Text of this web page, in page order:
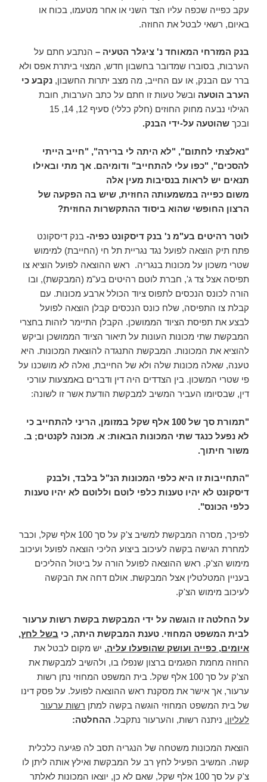
עקב כפייה שכפה עליו הצד השני או אחר מטעמו, בכוח או
באיום, רשאי לבטל את החוזה.
בנק המזרחי המאוחד נ' ציגלר הטעיה – הנתבע חתם על
הערבות, בסוברו שמדובר בחשבון חדש, המצוי ביתרת אפס ולא
ברר עם הבנק, או עם החייב, מה מצב יתרות החשבון, נקבע כי
הערב הוטעה ובשל טעות זו חתם על כתב הערבות, חובת
הגילוי נבעה מחוק החוזים (חלק כללי) סעיף 12, 14, 15
ובכך שהוטעה על-ידי הבנק.
"נאלצתי לחתום", "לא היתה לי ברירה", "חייב הייתי
להסכים", "כפו עלי להתחייב" ודומיהם. אך מתי ובאילו
תנאים יש לראות בנסיבות מעין אלה
משום כפייה במשמעותה החוזית, שיש בה הפקעה של
הרצון החופשי שהוא ביסוד ההתקשרות החוזית?
לוטר רהיטים בע"מ נ' בנק דיסקונט כפיה- בנק דיסקונט
פתח תיק הוצאה לפועל נגד נגריית תל חי (החייבת) למימוש
שטרי משכון על מכונות בנגריה. ראש ההוצאה לפועל הוציא צו
תפיסה אצל צד ג', חברת לוטם רהיטים בע"מ (המבקשת), ובו
הורה לכונס הנכסים לתפוס ציוד הכולל ארבע מכונות. עם
קבלת צו התפיסה, שלח כונס הנכסים קבלן הוצאה לפועל
לבצע את תפיסת הציוד הממושכן. הקבלן התיימר לזהות בחצרי
המבקשת שתי מכונות העונות על תיאור הציוד הממושכן וביקש
להוציא את המכונות. המבקשת התנגדה להוצאת המכונות. היא
טענה, שאלה מכונות שלה ולא של החייבת, ואלה לא מושכנו על
פי שטרי המשכון. בין הצדדים היה דין ודברים באמצעות עורכי
דין, שבסיומו העביר המשיב למבקשת הודעת אשר זו לשונה:
"תמורת סך של 100 אלף שקל במזומן, הריני להתחייב כי
לא נפעל כנגד שתי המכונות הבאות: א. מכונה לקנטים; ב.
משור חיתוך.
"התחייבות זו היא כלפי המכונות הנ"ל בלבד, ולבנק
דיסקונט לא יהיו טענות כלפי לוטם וללוטם לא יהיו טענות
כלפי הכונס".
לפיכך, מסרה המבקשת למשיב צ'ק על סך 100 אלף שקל, וכבר
למחרת הגישה בקשה לעיכוב ביצוע הליכי הוצאה לפועל ועיכוב
מימוש הצ'ק. ראש ההוצאה לפועל הורה על ביטול ההליכים
בעניין המטלטלין אצל המבקשת. אולם דחה את הבקשה
לעיכוב מימוש הצ'ק.
על החלטה זו הוגשה על ידי המבקשת בקשת רשות ערעור
לבית המשפט המחוזי. טענת המבקשת היתה, כי בשל לחץ,
איומים, כפייה ועושק שהופעלו עליה, יש מקום לבטל את
החוזה מחמת הפגמים ברצון שנפלו בו, ולהשיב למבקשת את
הצ'ק על סך 100 אלף שקל. בית המשפט המחוזי נתן רשות
ערעור, אך אישר את מסקנת ראש ההוצאה לפועל. על פסק דינו
של בית המשפט המחוזי הוגשה בקשה למתן רשות ערעור
לעליון. ניתנה רשות, והערעור נתקבל. ההחלטה:
הוצאת המכונות משטחה של הנגריה תסב לה פגיעה כלכלית
קשה. המשיב הפעיל לחץ רב על המבקשת ואילץ אותה ליתן לו
צ'ק על סך 100 אלף שקל, שאם לא כן, יוצאו המכונות לאלתר